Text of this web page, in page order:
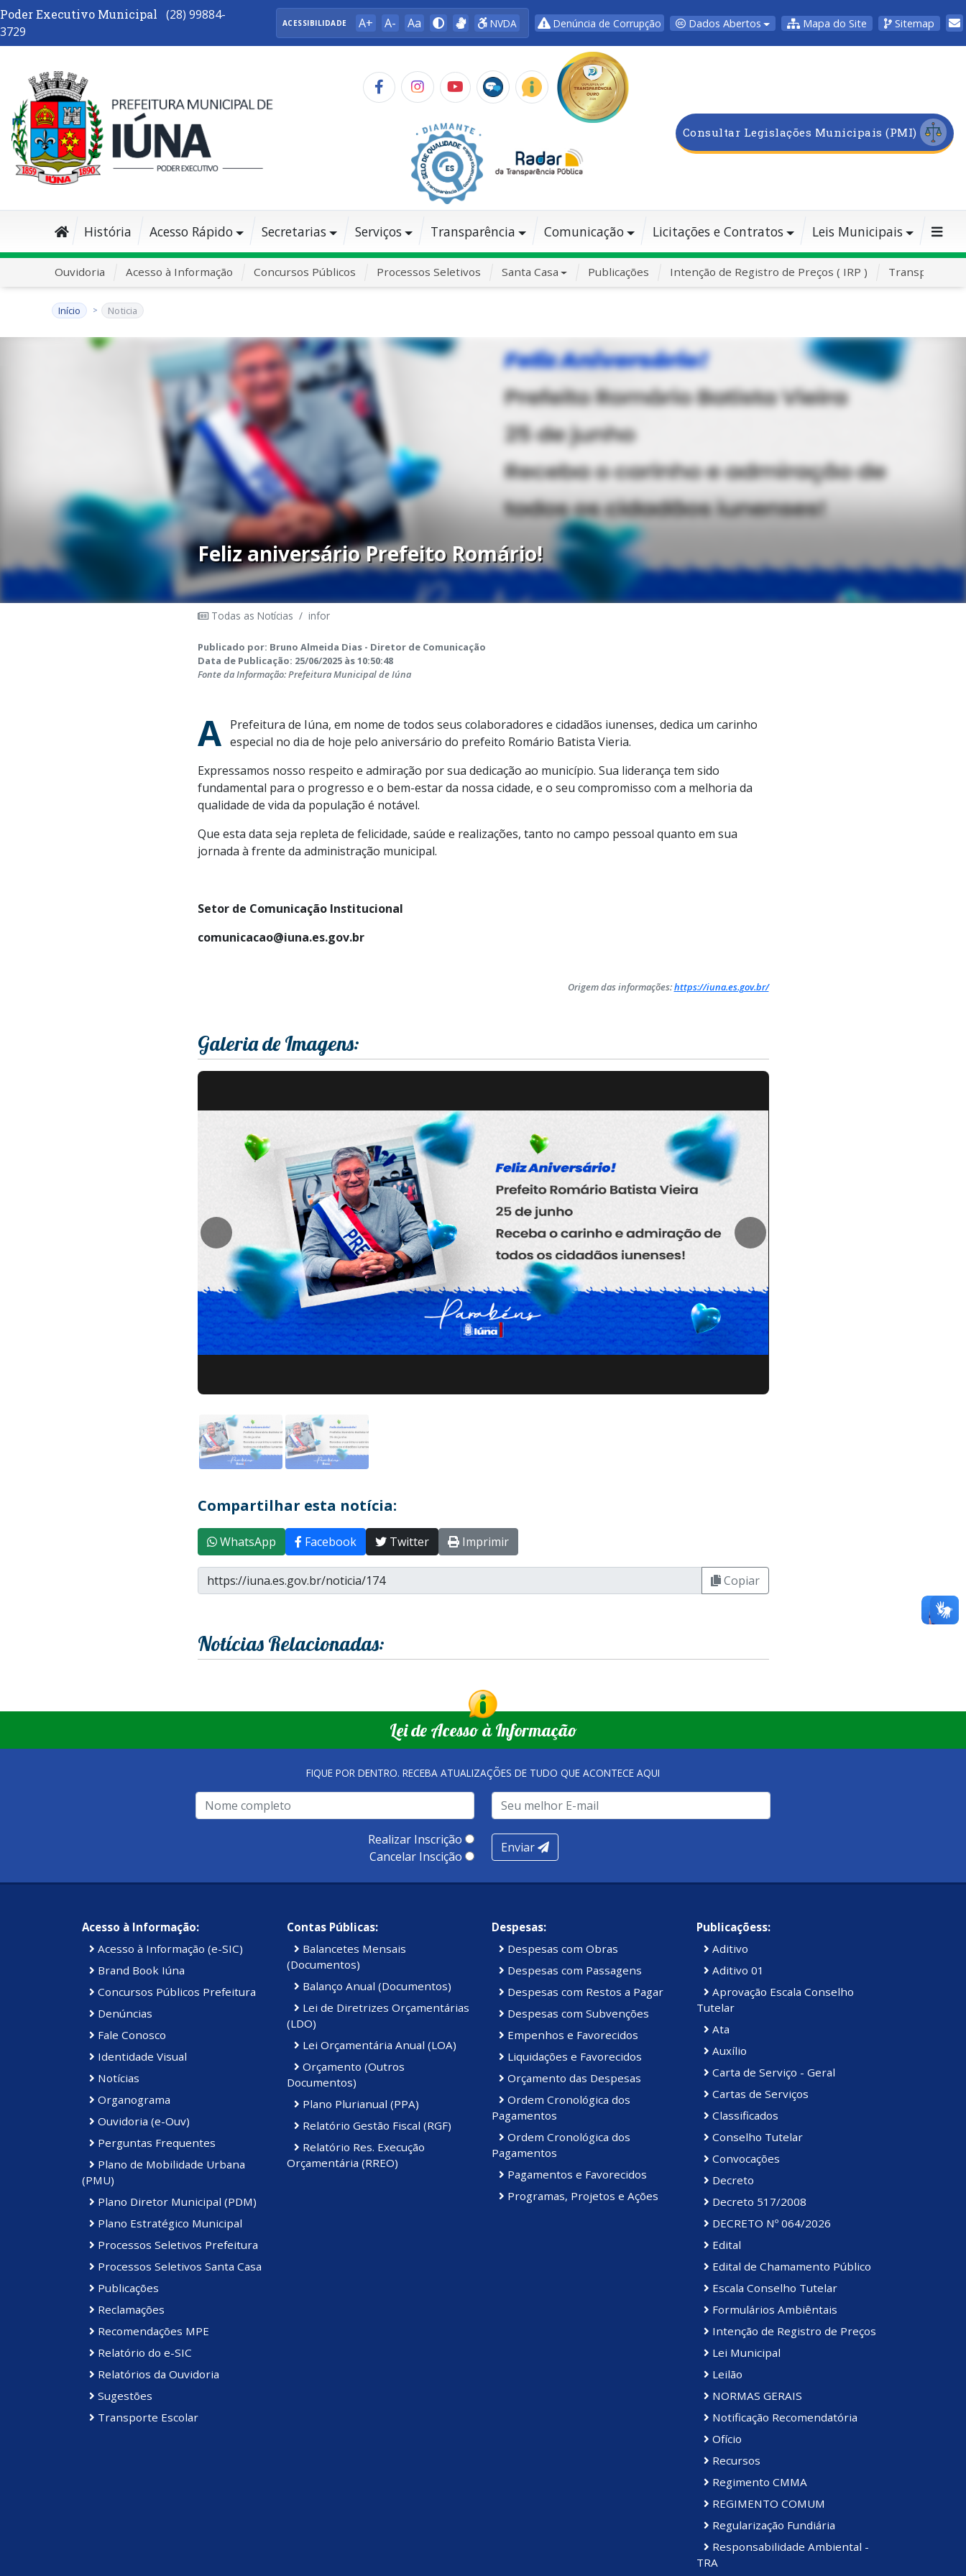
Poder Executivo Municipal
(28) 99884-
3729
ACESSIBILIDADE A+ A- Aa NVDA Denúncia de Corrupção Dados Abertos Mapa do Site Sitemap
Consultar Legislações Municipais (PMI)
História Acesso Rápido Secretarias Serviços Transparência Comunicação Licitações e Contratos Leis Municipais
Ouvidoria Acesso à Informação Concursos Públicos Processos Seletivos Santa Casa Publicações Intenção de Registro de Preços ( IRP ) Transporte
Início Noticia
Feliz aniversário Prefeito Romário!
Todas as Notícias / infor
Publicado por: Bruno Almeida Dias - Diretor de Comunicação
Data de Publicação: 25/06/2025 às 10:50:48
Fonte da Informação: Prefeitura Municipal de Iúna
A
Prefeitura de Iúna, em nome de todos seus colaboradores e cidadãos iunenses, dedica um carinho
especial no dia de hoje pelo aniversário do prefeito Romário Batista Vieria.
Expressamos nosso respeito e admiração por sua dedicação ao município. Sua liderança tem sido
fundamental para o progresso e o bem-estar da nossa cidade, e o seu compromisso com a melhoria da
qualidade de vida da população é notável.
Que esta data seja repleta de felicidade, saúde e realizações, tanto no campo pessoal quanto em sua
jornada à frente da administração municipal.
Setor de Comunicação Institucional
comunicacao@iuna.es.gov.br
Origem das informações:https://iuna.es.gov.br/
Galeria de Imagens:
Compartilhar esta notícia:
WhatsApp Facebook Twitter Imprimir
Copiar
Notícias Relacionadas:
Lei de Acesso à Informação
FIQUE POR DENTRO. RECEBA ATUALIZAÇÕES DE TUDO QUE ACONTECE AQUI
Realizar Inscrição
Cancelar Inscição
Enviar
Acesso à Informação:
Acesso à Informação (e-SIC)
Brand Book Iúna
Concursos Públicos Prefeitura
Denúncias
Fale Conosco
Identidade Visual
Notícias
Organograma
Ouvidoria (e-Ouv)
Perguntas Frequentes
Plano de Mobilidade Urbana
(PMU)
Plano Diretor Municipal (PDM)
Plano Estratégico Municipal
Processos Seletivos Prefeitura
Processos Seletivos Santa Casa
Publicações
Reclamações
Recomendações MPE
Relatório do e-SIC
Relatórios da Ouvidoria
Sugestões
Transporte Escolar
Contas Públicas:
Balancetes Mensais
(Documentos)
Balanço Anual (Documentos)
Lei de Diretrizes Orçamentárias
(LDO)
Lei Orçamentária Anual (LOA)
Orçamento (Outros
Documentos)
Plano Plurianual (PPA)
Relatório Gestão Fiscal (RGF)
Relatório Res. Execução
Orçamentária (RREO)
Despesas:
Despesas com Obras
Despesas com Passagens
Despesas com Restos a Pagar
Despesas com Subvenções
Empenhos e Favorecidos
Liquidações e Favorecidos
Orçamento das Despesas
Ordem Cronológica dos
Pagamentos
Ordem Cronológica dos
Pagamentos
Pagamentos e Favorecidos
Programas, Projetos e Ações
Publicaçõess:
Aditivo
Aditivo 01
Aprovação Escala Conselho
Tutelar
Ata
Auxílio
Carta de Serviço - Geral
Cartas de Serviços
Classificados
Conselho Tutelar
Convocações
Decreto
Decreto 517/2008
DECRETO Nº 064/2026
Edital
Edital de Chamamento Público
Escala Conselho Tutelar
Formulários Ambiêntais
Intenção de Registro de Preços
Lei Municipal
Leilão
NORMAS GERAIS
Notificação Recomendatória
Ofício
Recursos
Regimento CMMA
REGIMENTO COMUM
Regularização Fundiária
Responsabilidade Ambiental -
TRA